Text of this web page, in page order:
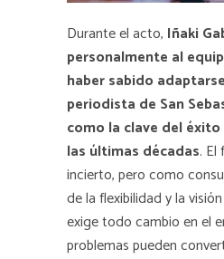
Durante el acto, Iñaki
personalmente al
haber sabido
periodista de San
como la clave del
las últimas décadas.
incierto, pero como
de la flexibilidad y la
exige todo cambio en el
problemas pueden